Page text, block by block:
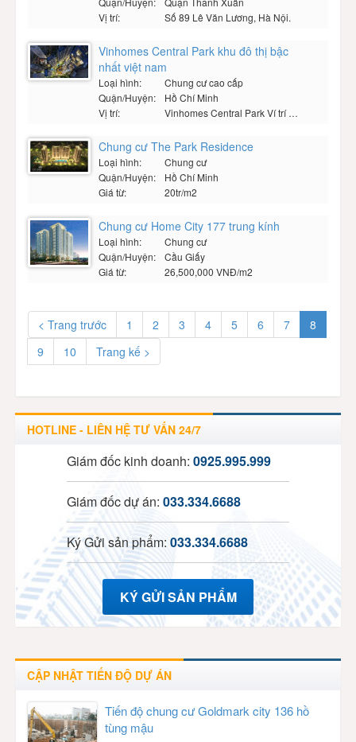
Vị trí:
Số 89 Lê Văn Lương, Hà Nội.
Vinhomes Central Park khu đô thị bậc
nhất việt nam
Loại hình:
Chung cư cao cấp
Quận/Huyện:
Hồ Chí Minh
Vị trí:
Vinhomes Central Park Ví trí đặc địa tại trung tâm TP Hồ Chí Minh
Chung cư The Park Residence
Loại hình:
Chung cư
Quận/Huyện:
Hồ Chí Minh
Giá từ:
20tr/m2
Chung cư Home City 177 trung kính
Loại hình:
Chung cư
Quận/Huyện:
Cầu Giấy
Giá từ:
26,500,000 VNĐ/m2
< Trang trước 1 2 3 4 5 6 7
8
9
10 Trang kế >
HOTLINE - LIÊN HỆ TƯ VẤN 24/7
Giám đốc kinh doanh: 0925.995.999
Giám đốc dự án: 033.334.6688
Ký Gửi sản phẩm: 033.334.6688
KÝ GỬI SẢN PHẨM
CẬP NHẬT TIẾN ĐỘ DỰ ÁN
Tiến độ chung cư Goldmark city 136 hồ
tùng mậu